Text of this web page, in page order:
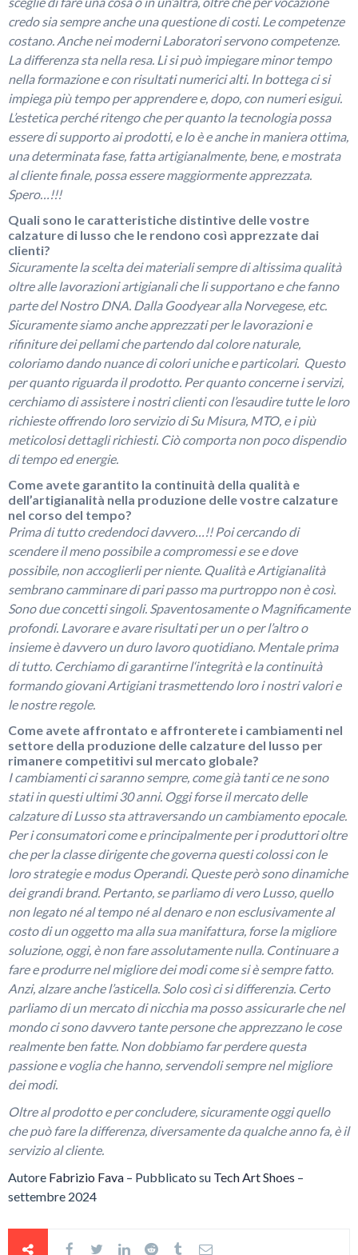
credo sia sempre anche una questione di costi. Le competenze
costano. Anche nei moderni Laboratori servono competenze.
La differenza sta nella resa. Li si può impiegare minor tempo
nella formazione e con risultati numerici alti. In bottega ci si
impiega più tempo per apprendere e, dopo, con numeri esigui.
L’estetica perché ritengo che per quanto la tecnologia possa
essere di supporto ai prodotti, e lo è e anche in maniera ottima,
una determinata fase, fatta artigianalmente, bene, e mostrata
al cliente finale, possa essere maggiormente apprezzata.
Spero…!!!
Quali sono le caratteristiche distintive delle vostre
calzature di lusso che le rendono così apprezzate dai
clienti?
Sicuramente la scelta dei materiali sempre di altissima qualità
oltre alle lavorazioni artigianali che li supportano e che fanno
parte del Nostro DNA. Dalla Goodyear alla Norvegese, etc.
Sicuramente siamo anche apprezzati per le lavorazioni e
rifiniture dei pellami che partendo dal colore naturale,
coloriamo dando nuance di colori uniche e particolari. Questo
per quanto riguarda il prodotto. Per quanto concerne i servizi,
cerchiamo di assistere i nostri clienti con l’esaudire tutte le loro
richieste offrendo loro servizio di Su Misura, MTO, e i più
meticolosi dettagli richiesti. Ciò comporta non poco dispendio
di tempo ed energie.
Come avete garantito la continuità della qualità e
dell’artigianalità nella produzione delle vostre calzature
nel corso del tempo?
Prima di tutto credendoci davvero…!! Poi cercando di
scendere il meno possibile a compromessi e se e dove
possibile, non accoglierli per niente. Qualità e Artigianalità
sembrano camminare di pari passo ma purtroppo non è così.
Sono due concetti singoli. Spaventosamente o Magnificamente
profondi. Lavorare e avare risultati per un o per l’altro o
insieme è davvero un duro lavoro quotidiano. Mentale prima
di tutto. Cerchiamo di garantirne l‘integrità e la continuità
formando giovani Artigiani trasmettendo loro i nostri valori e
le nostre regole.
Come avete affrontato e affronterete i cambiamenti nel
settore della produzione delle calzature del lusso per
rimanere competitivi sul mercato globale?
I cambiamenti ci saranno sempre, come già tanti ce ne sono
stati in questi ultimi 30 anni. Oggi forse il mercato delle
calzature di Lusso sta attraversando un cambiamento epocale.
Per i consumatori come e principalmente per i produttori oltre
che per la classe dirigente che governa questi colossi con le
loro strategie e modus Operandi. Queste però sono dinamiche
dei grandi brand. Pertanto, se parliamo di vero Lusso, quello
non legato né al tempo né al denaro e non esclusivamente al
costo di un oggetto ma alla sua manifattura, forse la migliore
soluzione, oggi, è non fare assolutamente nulla. Continuare a
fare e produrre nel migliore dei modi come si è sempre fatto.
Anzi, alzare anche l’asticella. Solo così ci si differenzia. Certo
parliamo di un mercato di nicchia ma posso assicurarle che nel
mondo ci sono davvero tante persone che apprezzano le cose
realmente ben fatte. Non dobbiamo far perdere questa
passione e voglia che hanno, servendoli sempre nel migliore
dei modi.
Oltre al prodotto e per concludere, sicuramente oggi quello
che può fare la differenza, diversamente da qualche anno fa, è il
servizio al cliente.
Autore Fabrizio Fava – Pubblicato su Tech Art Shoes –
settembre 2024